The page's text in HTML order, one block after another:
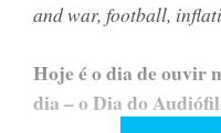
and war, football,
Hoje é o dia de ouvir
dia – o Dia do